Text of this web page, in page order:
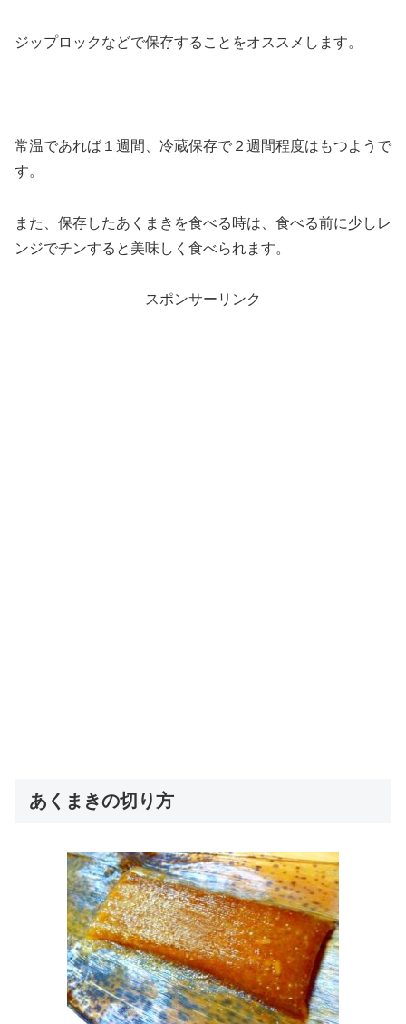
ジップロックなどで保存することをオススメします。
常温であれば１週間、冷蔵保存で２週間程度はもつようで
す。
また、保存したあくまきを食べる時は、食べる前に少しレ
ンジでチンすると美味しく食べられます。
スポンサーリンク
あくまきの切り方